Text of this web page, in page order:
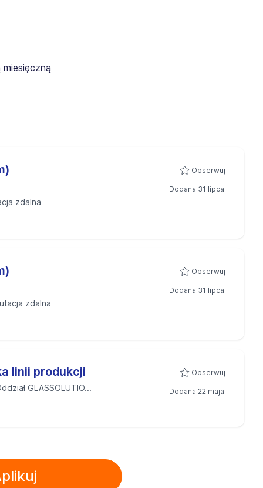
zdalna
Obserwuj
Dodana 31 lipca
zdalna
Obserwuj
Dodana 31 lipca
linii produkcji
GLASSOLUTIO...
Obserwuj
Dodana 22 maja